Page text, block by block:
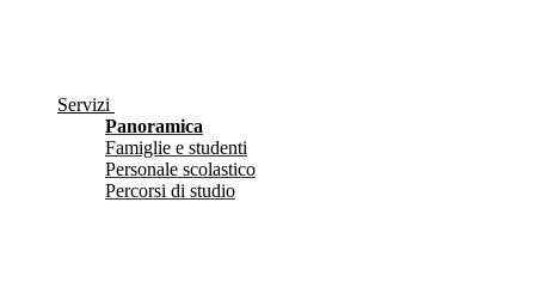
Servizi
Panoramica
Famiglie e studenti
Personale scolastico
Percorsi di studio